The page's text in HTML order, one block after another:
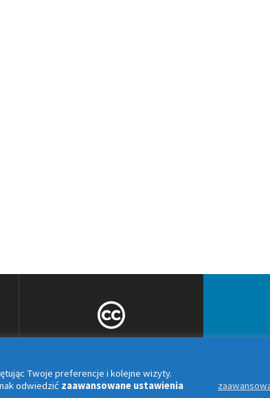
JerryG
Twoje preferencje i kolejne wizyty.
odwiedzić zaawansowane ustawienia